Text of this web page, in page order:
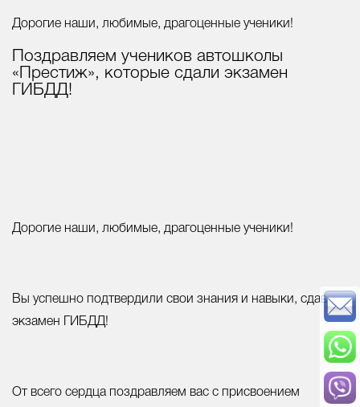
Дорогие наши, любимые, драгоценные ученики!
Поздравляем учеников автошколы
«Престиж», которые сдали экзамен
ГИБДД!
Дорогие наши, любимые, драгоценные ученики!
Вы успешно подтвердили свои знания и навыки, сдав
экзамен ГИБДД!
От всего сердца поздравляем вас с присвоением